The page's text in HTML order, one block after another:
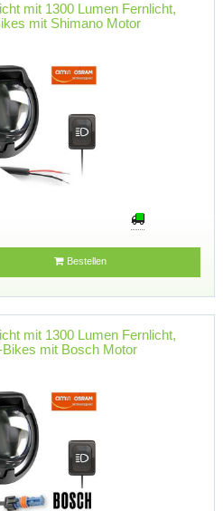
mit 1300 Lumen Fernlicht,
mit Shimano Motor
Bestellen
mit 1300 Lumen Fernlicht,
mit Bosch Motor